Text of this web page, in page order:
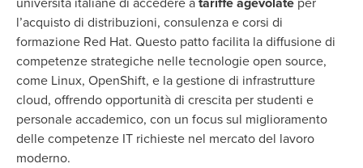
l’acquisto di distribuzioni, consulenza e corsi di
formazione Red Hat. Questo patto facilita la diffusione di
competenze strategiche nelle tecnologie open source,
come Linux, OpenShift, e la gestione di infrastrutture
cloud, offrendo opportunità di crescita per studenti e
personale accademico, con un focus sul miglioramento
delle competenze IT richieste nel mercato del lavoro
moderno.